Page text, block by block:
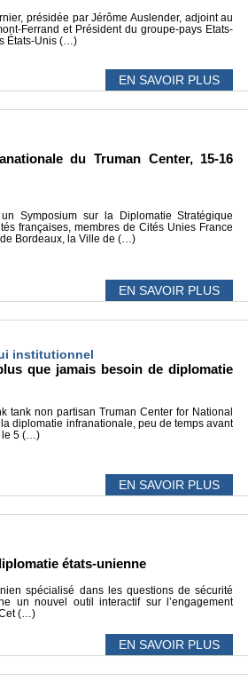
présidée par Jérôme Auslender, adjoint au
Ferrand et Président du groupe-pays Etats-
États-Unis (…)
EN SAVOIR PLUS
du Truman Center, 15-16
Symposium sur la Diplomatie Stratégique
françaises, membres de Cités Unies France
Bordeaux, la Ville de (…)
EN SAVOIR PLUS
institutionnel
que jamais besoin de diplomatie
tank non partisan Truman Center for National
diplomatie infranationale, peu de temps avant
le 5 (…)
EN SAVOIR PLUS
états-unienne
spécialisé dans les questions de sécurité
un nouvel outil interactif sur l’engagement
(…)
EN SAVOIR PLUS